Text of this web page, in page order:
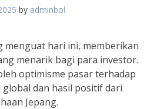
by adminbol
menguat hari ini, memberikan
menarik bagi para investor.
optimisme pasar terhadap
dan hasil positif dari
Jepang.